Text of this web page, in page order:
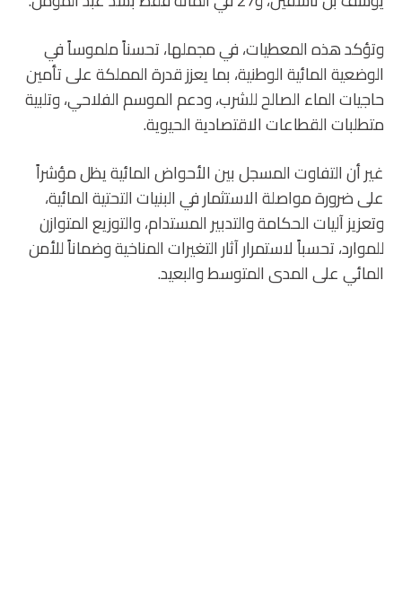
وتؤكد هذه المعطيات، في مجملها، تحسناً ملموساً في
الوضعية المائية الوطنية، بما يعزز قدرة المملكة على تأمين
حاجيات الماء الصالح للشرب، ودعم الموسم الفلاحي، وتلبية
متطلبات القطاعات الاقتصادية الحيوية.
غير أن التفاوت المسجل بين الأحواض المائية يظل مؤشراً
على ضرورة مواصلة الاستثمار في البنيات التحتية المائية،
وتعزيز آليات الحكامة والتدبير المستدام، والتوزيع المتوازن
للموارد، تحسباً لاستمرار آثار التغيرات المناخية وضماناً للأمن
المائي على المدى المتوسط والبعيد.